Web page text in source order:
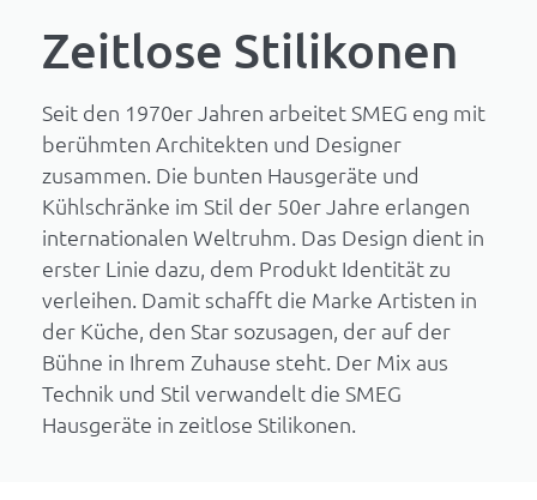
Zeitlose Stilikonen
Seit den 1970er Jahren arbeitet SMEG eng mit
berühmten Architekten und Designer
zusammen. Die bunten Hausgeräte und
Kühlschränke im Stil der 50er Jahre erlangen
internationalen Weltruhm. Das Design dient in
erster Linie dazu, dem Produkt Identität zu
verleihen. Damit schafft die Marke Artisten in
der Küche, den Star sozusagen, der auf der
Bühne in Ihrem Zuhause steht. Der Mix aus
Technik und Stil verwandelt die SMEG
Hausgeräte in zeitlose Stilikonen.